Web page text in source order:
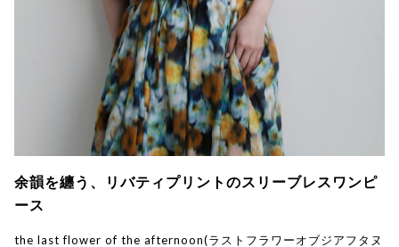
余韻を纏う、リバティプリントのスリーブレスワンピ
ース
the last flower of the afternoon(ラストフラワーオブジアフタヌ